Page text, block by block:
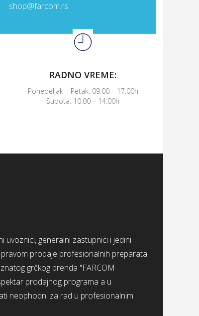
shop@farcom.rs
RADNO VREME:
Ponedeljak – Petak: 09:00 – 17:00h
Subota: 10:00 – 14:00h
uvoznici, generalni zastupnici i jedini
prodaje profesionalnih preparata
grčkog brenda "FARCOM
prodajnog programa a u
neophodni za rad u profesionalnim